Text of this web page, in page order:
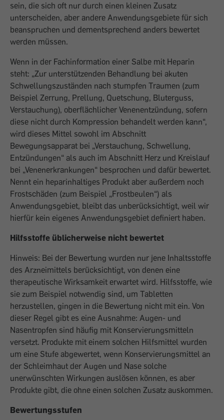
sein, die sich oft nur durch einen kleinen Zusatz
unterscheiden, aber andere Anwendungsgebiete für sich
beanspruchen und dementsprechend anders bewertet
werden müssen.
Wenn in der Fachinformation einer Salbe mit Heparin
steht: „Zur unterstützenden Behandlung bei akuten
Schwellungszuständen nach stumpfen Traumen (zum
Beispiel Zerrung, Prellung, Quetschung, Bluterguss,
Verstauchung), oberflächlicher Venenentzündung, sofern
diese nicht durch Kompression behandelt werden kann“,
wird dieses Mittel sowohl im Abschnitt
Bewegungsapparat bei „Verstauchung, Schwellung,
Entzündungen“ als auch im Abschnitt Herz und Kreislauf
bei „Venenerkrankungen“ besprochen und dafür bewertet.
Nennt ein heparinhaltiges Produkt aber außerdem noch
Frostschäden (zum Beispiel „Frostbeulen“) als
Anwendungsgebiet, bleibt das unberücksichtigt, weil wir
hierfür kein eigenes Anwendungsgebiet definiert haben.
Hilfsstoffe üblicherweise nicht bewertet
Hinweis: Bei der Bewertung wurden nur jene Inhaltsstoffe
des Arzneimittels berücksichtigt, von denen eine
therapeutische Wirksamkeit erwartet wird. Hilfsstoffe, wie
sie zum Beispiel notwendig sind, um Tabletten
herzustellen, gingen in die Bewertung nicht mit ein. Von
dieser Regel gibt es eine Ausnahme: Augen- und
Nasentropfen sind häufig mit Konservierungsmitteln
versetzt. Produkte mit einem solchen Hilfsmittel wurden
um eine Stufe abgewertet, wenn Konservierungsmittel an
der Schleimhaut der Augen und Nase solche
unerwünschten Wirkungen auslösen können, es aber
Produkte gibt, die ohne einen solchen Zusatz auskommen.
Bewertungsstufen